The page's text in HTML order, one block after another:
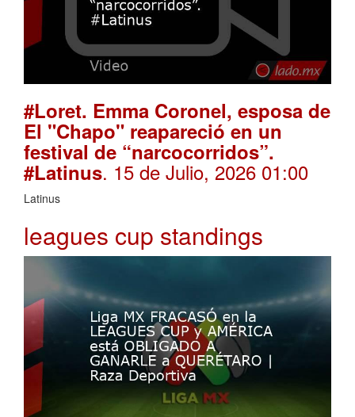
#Loret. Emma Coronel, esposa de
El "Chapo" reapareció en un
festival de “narcocorridos”.
#Latinus. 15 de Julio, 2026 01:00
Latinus
leagues cup standings